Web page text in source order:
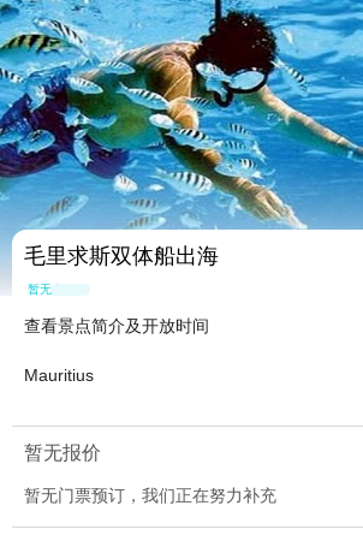
毛里求斯双体船出海
暂无点评
查看景点简介及开放时间
Mauritius
暂无报价
暂无门票预订，我们正在努力补充
